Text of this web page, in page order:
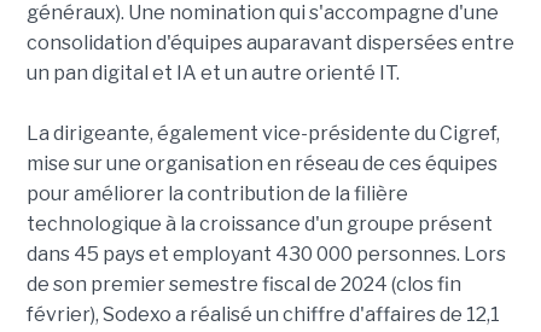
généraux). Une nomination qui s'accompagne d'une
consolidation d'équipes auparavant dispersées entre
un pan digital et IA et un autre orienté IT.
La dirigeante, également vice-présidente du Cigref,
mise sur une organisation en réseau de ces équipes
pour améliorer la contribution de la filière
technologique à la croissance d'un groupe présent
dans 45 pays et employant 430 000 personnes. Lors
de son premier semestre fiscal de 2024 (clos fin
février), Sodexo a réalisé un chiffre d'affaires de 12,1